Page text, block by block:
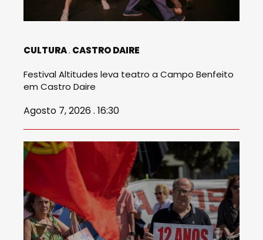
CULTURA CASTRO DAIRE
Festival Altitudes leva teatro a Campo Benfeito
em Castro Daire
Agosto 7, 2026 . 16:30